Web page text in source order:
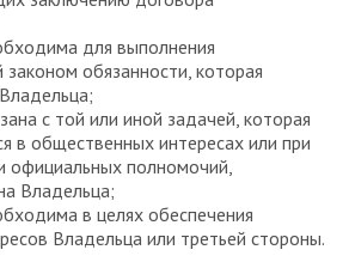
для выполнения
законом обязанности, которая
с той или иной задачей, которая
в общественных интересах или при
официальных полномочий,
Владельца;
в целях обеспечения
Владельца или третьей стороны.